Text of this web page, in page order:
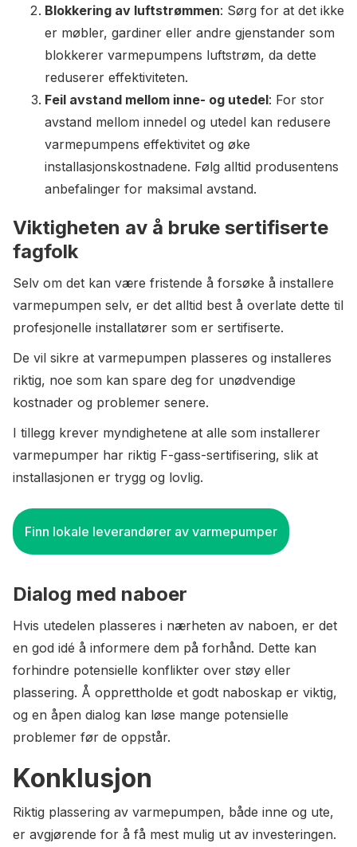
Blokkering av luftstrømmen: Sørg for at det ikke
er møbler, gardiner eller andre gjenstander som
blokkerer varmepumpens luftstrøm, da dette
reduserer effektiviteten.
Feil avstand mellom inne- og utedel: For stor
avstand mellom innedel og utedel kan redusere
varmepumpens effektivitet og øke
installasjonskostnadene. Følg alltid produsentens
anbefalinger for maksimal avstand.
Viktigheten av å bruke sertifiserte
fagfolk
Selv om det kan være fristende å forsøke å installere
varmepumpen selv, er det alltid best å overlate dette til
profesjonelle installatører som er sertifiserte.
De vil sikre at varmepumpen plasseres og installeres
riktig, noe som kan spare deg for unødvendige
kostnader og problemer senere.
I tillegg krever myndighetene at alle som installerer
varmepumper har riktig F-gass-sertifisering, slik at
installasjonen er trygg og lovlig.
Finn lokale leverandører av varmepumper
Dialog med naboer
Hvis utedelen plasseres i nærheten av naboen, er det
en god idé å informere dem på forhånd. Dette kan
forhindre potensielle konflikter over støy eller
plassering. Å opprettholde et godt naboskap er viktig,
og en åpen dialog kan løse mange potensielle
problemer før de oppstår.
Konklusjon
Riktig plassering av varmepumpen, både inne og ute,
er avgjørende for å få mest mulig ut av investeringen.